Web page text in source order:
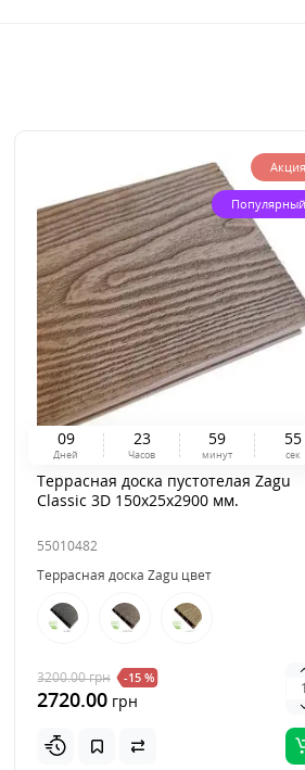
Акция
Популярный
09
Дней
23
Часов
59
минут
54
сек
Террасная доска пустотелая Zagu
Classic 3D 150x25x2900 мм.
55010482
Террасная доска Zagu цвет
3200.00грн -15 %
2720.00 грн